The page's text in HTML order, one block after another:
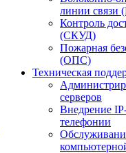
линии
Контроль
(СКУД)
Пожарная
(ОПС)
Техническая
серверов
Внедрение
телефонии